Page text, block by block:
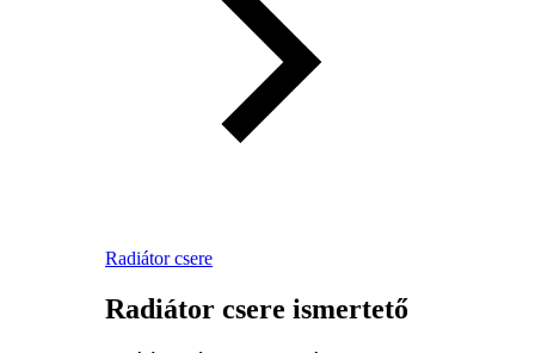
Radiátor csere
Radiátor csere ismertető